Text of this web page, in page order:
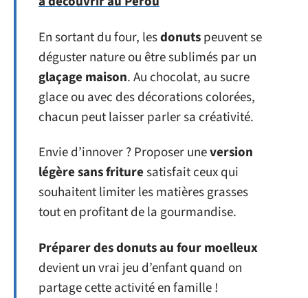
En sortant du four, lesdonutspeuvent se
déguster nature ou être sublimés par un
glaçage maison. Au chocolat, au sucre
glace ou avec des décorations colorées,
chacun peut laisser parler sa créativité.
Envie d’innover ? Proposer uneversion
légère sans frituresatisfait ceux qui
souhaitent limiter les matières grasses
tout en profitant de la gourmandise.
Préparer des donuts au four moelleux
devient un vrai jeu d’enfant quand on
partage cette activité en famille !